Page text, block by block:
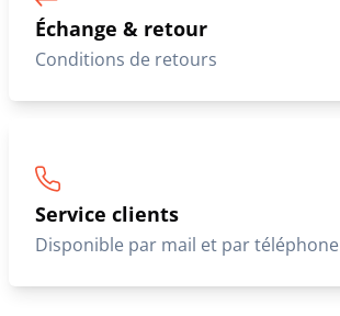
Échange & retour
Conditions de retours
Service clients
Disponible par mail et par téléphone